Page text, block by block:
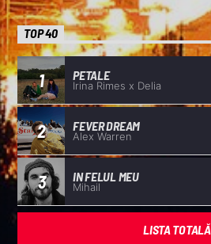
TOP 40
1 PETALE
Irina Rimes x Delia
2 FEVER DREAM
Alex Warren
3 IN FELUL MEU
Mihail
LISTA TOTALĂ